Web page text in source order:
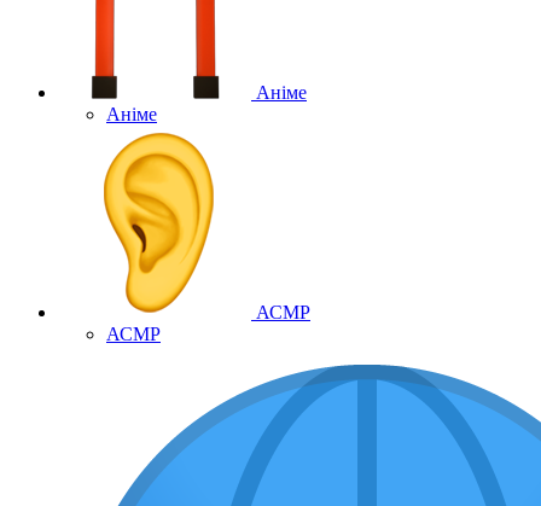
Аніме
Аніме
АСМР
АСМР